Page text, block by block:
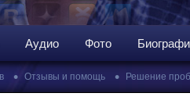
Аудио Фото
• Отзывы и помощь • Решение